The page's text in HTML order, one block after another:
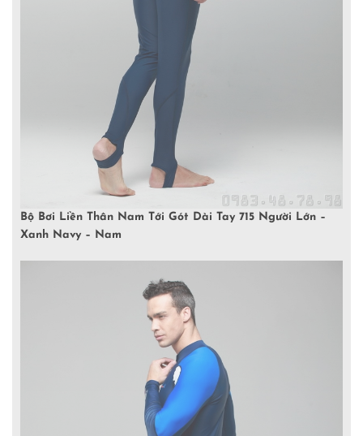
Bộ Bơi Liền Thân Nam Tới Gót Dài Tay 715 Người Lớn –
Xanh Navy – Nam